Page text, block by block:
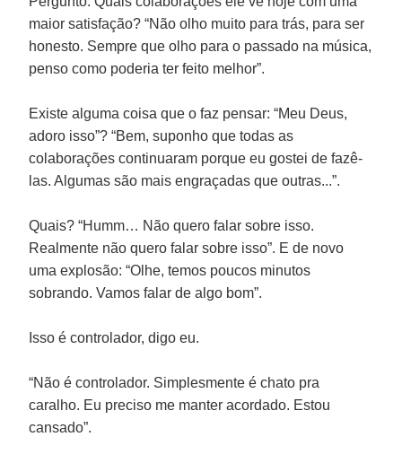
maior satisfação? “Não olho muito para trás, para ser
honesto. Sempre que olho para o passado na música,
penso como poderia ter feito melhor”.
Existe alguma coisa que o faz pensar: “Meu Deus,
adoro isso”? “Bem, suponho que todas as
colaborações continuaram porque eu gostei de fazê-
las. Algumas são mais engraçadas que outras...”.
Quais? “Humm… Não quero falar sobre isso.
Realmente não quero falar sobre isso”. E de novo
uma explosão: “Olhe, temos poucos minutos
sobrando. Vamos falar de algo bom”.
Isso é controlador, digo eu.
“Não é controlador. Simplesmente é chato pra
caralho. Eu preciso me manter acordado. Estou
cansado”.